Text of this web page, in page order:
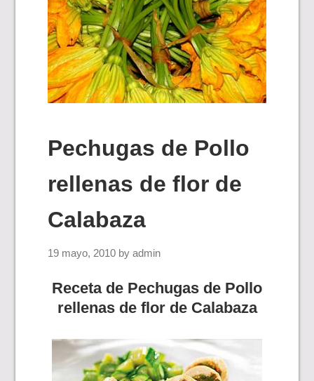
Pechugas de Pollo
rellenas de flor de
Calabaza
19 mayo, 2010 byadmin
Receta de Pechugas de Pollo
rellenas de flor de Calabaza